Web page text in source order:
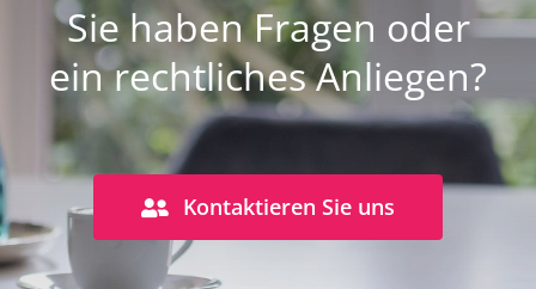
Sie haben Fragen oder
ein rechtliches Anliegen?
Kontaktieren Sie uns